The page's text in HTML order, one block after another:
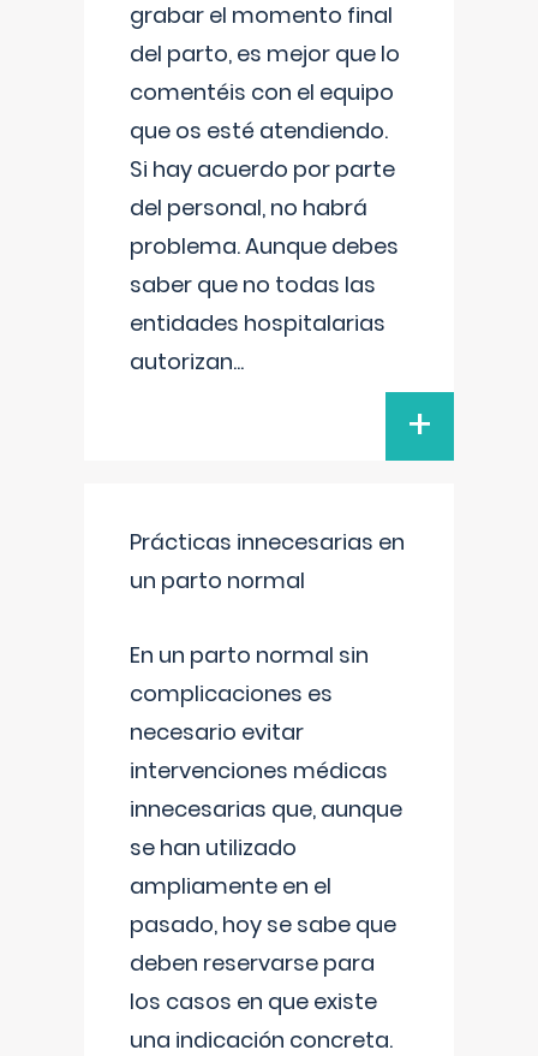
grabar el momento final
del parto, es mejor que lo
comentéis con el equipo
que os esté atendiendo.
Si hay acuerdo por parte
del personal, no habrá
problema. Aunque debes
saber que no todas las
entidades hospitalarias
autorizan...
+
Prácticas innecesarias en
un parto normal
En un parto normal sin
complicaciones es
necesario evitar
intervenciones médicas
innecesarias que, aunque
se han utilizado
ampliamente en el
pasado, hoy se sabe que
deben reservarse para
los casos en que existe
una indicación concreta.